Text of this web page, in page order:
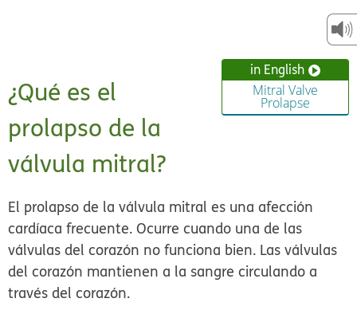
in English
Mitral Valve
Prolapse
¿Qué es el
prolapso de la
válvula mitral?
El prolapso de la válvula mitral es una afección
cardíaca frecuente. Ocurre cuando una de las
válvulas del corazón no funciona bien. Las válvulas
del corazón mantienen a la sangre circulando a
través del corazón.